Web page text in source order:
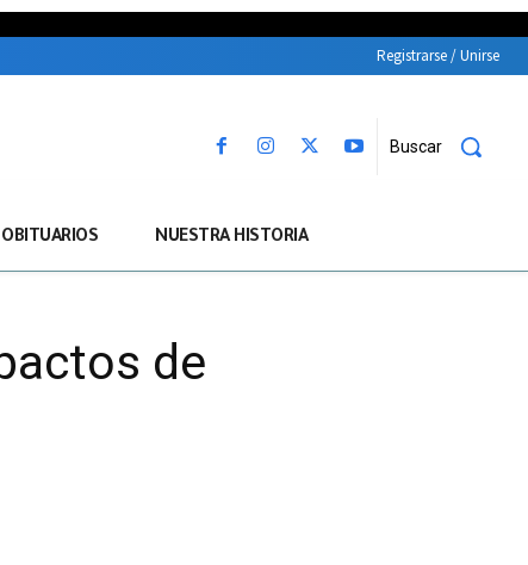
Registrarse / Unirse
Buscar
OBITUARIOS NUESTRA HISTORIA
de